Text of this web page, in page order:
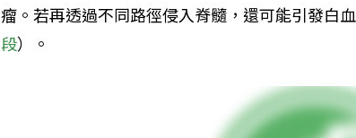
瘤。若再透過不同路徑侵入脊髓，還可能引發白
段）。